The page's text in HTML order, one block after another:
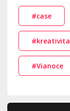
#case
#kreativita
#Vianoce